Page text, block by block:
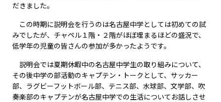
だきました。
この時期に説明会を行うのは名古屋中学としては初めての試
みでしたが、チャペル１階・２階がほぼ埋まるほどの盛況で、
低学年の児童の皆さんの参加が多かったようです。
説明会では夏期休暇中の名古屋中学生の取り組みについて、
その後中学の部活動のキャプテン・トークとして、サッカー
部、ラグビーフットボール部、テニス部、水球部、文学部、吹
奏楽部のキャプテンが名古屋中学での生活についてお話しさせ